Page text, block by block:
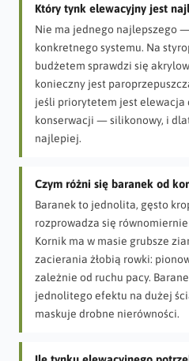
Który tynk elewacyjny jest
Nie ma jednego najlepszego
konkretnego systemu. Na
budżetem sprawdzi się
konieczny jest
jeśli priorytetem jest elewacja
konserwacji — silikonowy, i
najlepiej.
Czym różni się baranek od
Baranek to jednolita, gęsto
rozprowadza się
Kornik ma w masie grubsze
zacierania żłobią rowki:
zależnie od ruchu pacy.
jednolitego efektu na dużej
maskuje drobne nierówności.